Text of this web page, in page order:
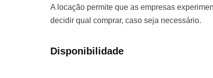
A locação permite que as empresas
decidir qual comprar, caso seja necessário.
Disponibilidade